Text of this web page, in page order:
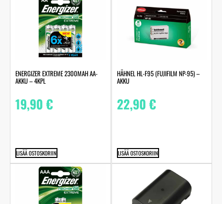
ENERGIZER EXTREME 2300MAH AA-
AKKU – 4KPL
19,90€
LISÄÄ OSTOSKORIIN
HÄHNEL HL-F95 (FUJIFILM NP-95) –
AKKU
22,90€
LISÄÄ OSTOSKORIIN